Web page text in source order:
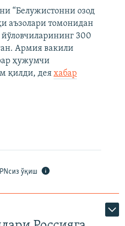
“Белужистонни озод
аъзолари томонидан
йўловчиларининг 300
Армия вакили
ҳужумчи
қилди, дея хабар
ўқиш